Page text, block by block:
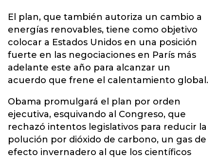
El plan, que también autoriza un cambio a
energías renovables, tiene como objetivo
colocar a Estados Unidos en una posición
fuerte en las negociaciones en París más
adelante este año para alcanzar un
acuerdo que frene el calentamiento global.
Obama promulgará el plan por orden
ejecutiva, esquivando al Congreso, que
rechazó intentos legislativos para reducir la
polución por dióxido de carbono, un gas de
efecto invernadero al que los científicos